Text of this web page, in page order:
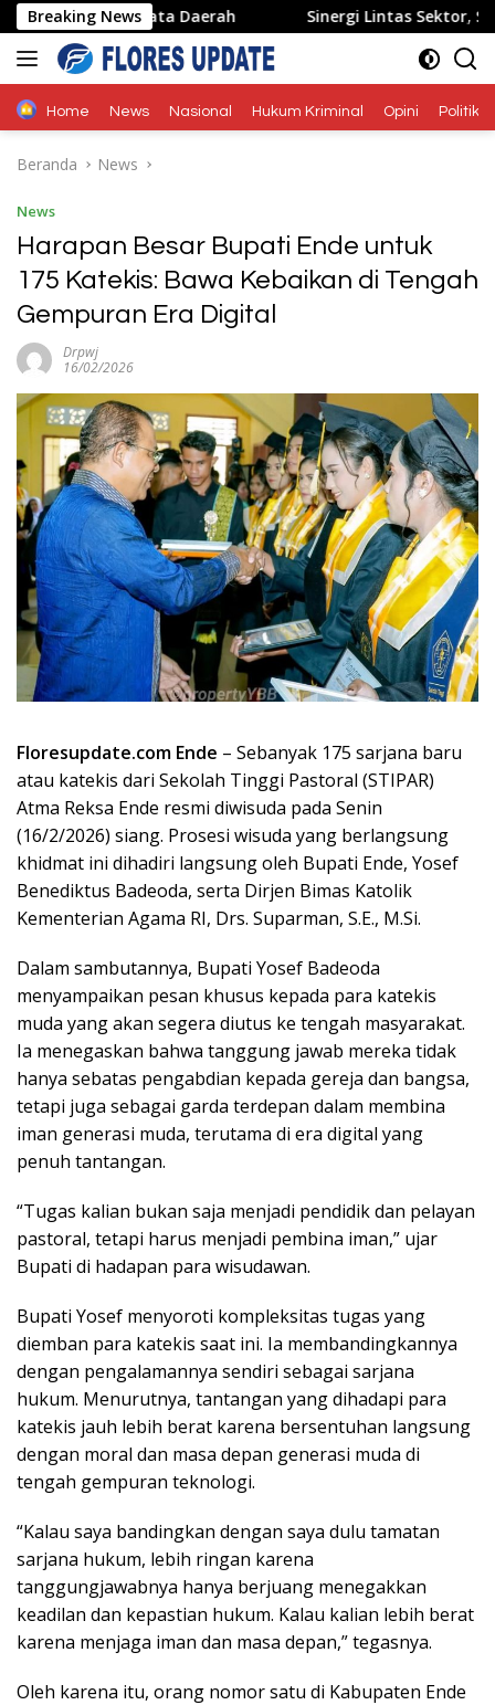
Langsung
ke
konten
Breaking News
Daerah Sinergi Lintas Sektor, Satlantas
Home News Nasional Hukum Kriminal Opini Politik
Beranda News
News
Harapan Besar Bupati Ende untuk
175 Katekis: Bawa Kebaikan di Tengah
Gempuran Era Digital
Drpwj
16/02/2026
Floresupdate.com Ende – Sebanyak 175 sarjana baru
atau katekis dari Sekolah Tinggi Pastoral (STIPAR)
Atma Reksa Ende resmi diwisuda pada Senin
(16/2/2026) siang. Prosesi wisuda yang berlangsung
khidmat ini dihadiri langsung oleh Bupati Ende, Yosef
Benediktus Badeoda, serta Dirjen Bimas Katolik
Kementerian Agama RI, Drs. Suparman, S.E., M.Si.
Dalam sambutannya, Bupati Yosef Badeoda
menyampaikan pesan khusus kepada para katekis
muda yang akan segera diutus ke tengah masyarakat.
Ia menegaskan bahwa tanggung jawab mereka tidak
hanya sebatas pengabdian kepada gereja dan bangsa,
tetapi juga sebagai garda terdepan dalam membina
iman generasi muda, terutama di era digital yang
penuh tantangan.
“Tugas kalian bukan saja menjadi pendidik dan pelayan
pastoral, tetapi harus menjadi pembina iman,” ujar
Bupati di hadapan para wisudawan.
Bupati Yosef menyoroti kompleksitas tugas yang
diemban para katekis saat ini. Ia membandingkannya
dengan pengalamannya sendiri sebagai sarjana
hukum. Menurutnya, tantangan yang dihadapi para
katekis jauh lebih berat karena bersentuhan langsung
dengan moral dan masa depan generasi muda di
tengah gempuran teknologi.
“Kalau saya bandingkan dengan saya dulu tamatan
sarjana hukum, lebih ringan karena
tanggungjawabnya hanya berjuang menegakkan
keadilan dan kepastian hukum. Kalau kalian lebih berat
karena menjaga iman dan masa depan,” tegasnya.
Oleh karena itu, orang nomor satu di Kabupaten Ende